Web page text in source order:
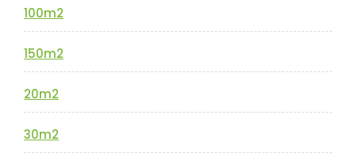
100m2
150m2
20m2
30m2